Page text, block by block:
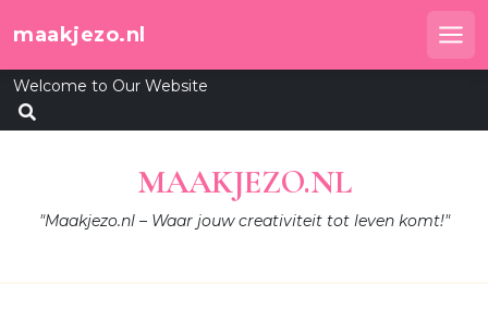
tomaakjezo.nl
Welcome to Our Website
MAAKJEZO.NL
"Maakjezo.nl – Waar jouw creativiteit tot leven komt!"